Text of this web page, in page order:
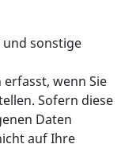
sonstige
wenn Sie
Sofern diese
Daten
auf Ihre